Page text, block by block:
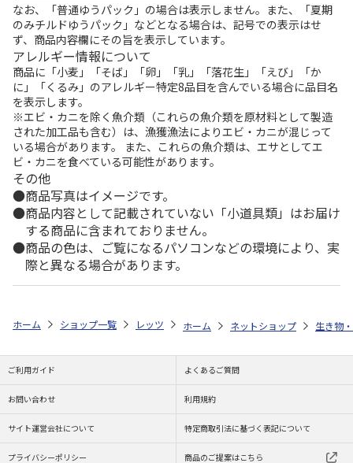
なお、「普通ゆうパック」の場合は表示しません。また、「夏期
のみチルドゆうパック」などとなる場合は、記号での表示はせ
ず、商品内容欄にその旨を表示しています。
アレルギー情報について
商品に「小麦」「そば」「卵」「乳」「落花生」「えび」「か
に」「くるみ」のアレルギー特定8品目を含んでいる場合に品目名
を表示します。
※エビ・カニを除く魚介類（これらの魚介類を原材料として製造
された加工品も含む）は、漁獲漁法によりエビ・カニが混じって
いる場合があります。 また、これらの魚介類は、エサとしてエ
ビ・カニを食べている可能性があります。
その他
商品写真はイメージです。
商品内容として記載されていない「小道具類」はお届け
する商品に含まれておりません。
商品の色は、ご覧になるパソコンなどの環境により、実
際と異なる場合があります。
ホーム ショップ一覧 レッツ ミネソタ・ツインズ アメリカ建国250
ホーム ネットショップ 生き物
ご利用ガイド よくあるご質問
お問い合わせ 利用規約
サイト運営会社について 特定商取引法に基づく表記について
プライバシーポリシー 商品のご提案はこちら